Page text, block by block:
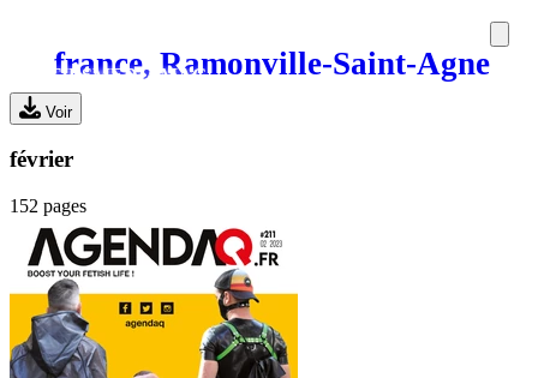
france, Ramonville-Saint-Agne
SORTIESMEDIA MAG
Voir
février
152 pages